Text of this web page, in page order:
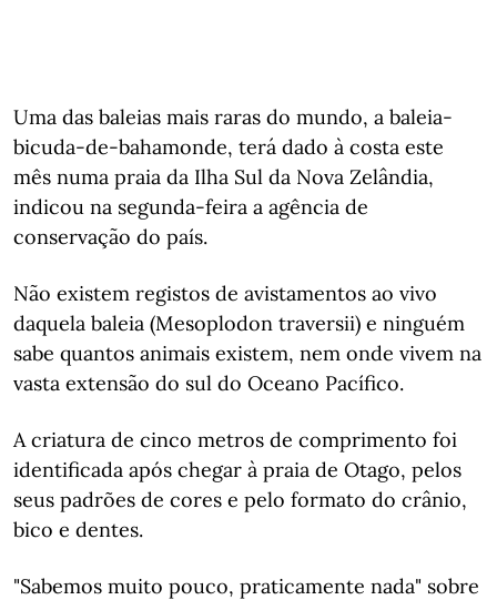
Uma das baleias mais raras do mundo, a baleia-
bicuda-de-bahamonde, terá dado à costa este
mês numa praia da Ilha Sul da Nova Zelândia,
indicou na segunda-feira a agência de
conservação do país.
Não existem registos de avistamentos ao vivo
daquela baleia (Mesoplodon traversii) e ninguém
sabe quantos animais existem, nem onde vivem na
vasta extensão do sul do Oceano Pacífico.
A criatura de cinco metros de comprimento foi
identificada após chegar à praia de Otago, pelos
seus padrões de cores e pelo formato do crânio,
bico e dentes.
"Sabemos muito pouco, praticamente nada" sobre